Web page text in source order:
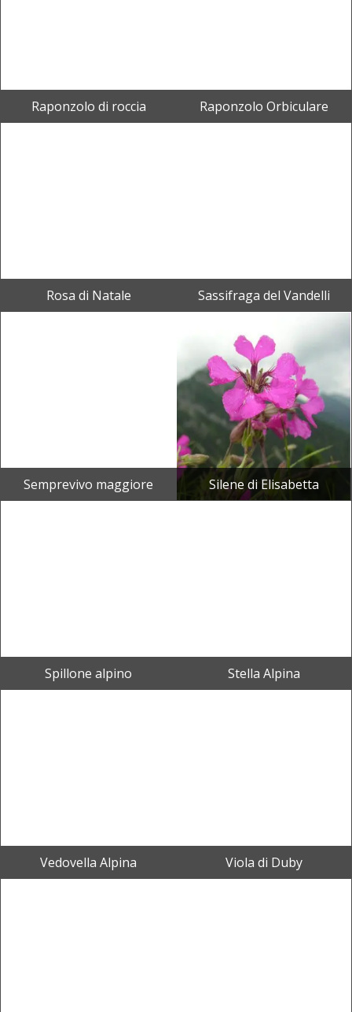
Raponzolo di roccia Raponzolo Orbiculare
Rosa di Natale Sassifraga del Vandelli
Semprevivo maggiore Silene di Elisabetta
Spillone alpino Stella Alpina
Vedovella Alpina Viola di Duby